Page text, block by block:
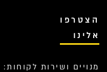
הצטרפו
אלינו
מנויים ושירות לקוחות: 058-5416146